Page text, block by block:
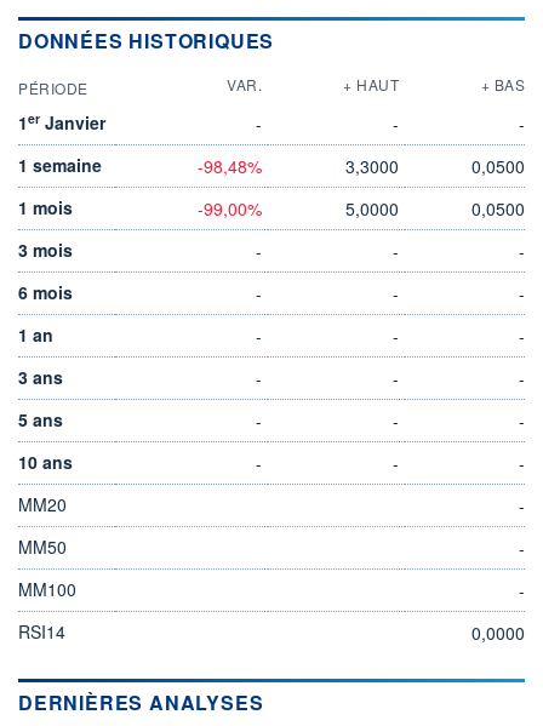
DONNÉES HISTORIQUES
PÉRIODE VAR. + HAUT + BAS
1er Janvier - -
-
1 semaine
-98,48% 3,3000
0,0500
1 mois
-99,00% 5,0000
0,0500
3 mois
- -
-
6 mois
- -
-
1 an
- -
-
3 ans
- -
-
5 ans
- -
-
10 ans
- -
-
MM20
-
MM50
-
MM100
-
RSI14
0,0000
DERNIÈRES ANALYSES